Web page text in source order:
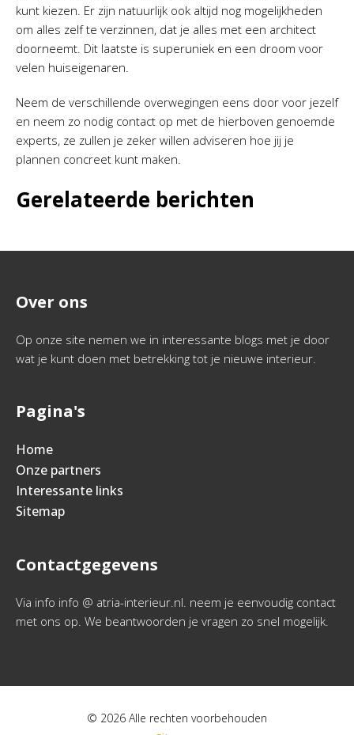
kunt kiezen. Er zijn natuurlijk ook altijd nog mogelijkheden
om alles zelf te verzinnen, dat je alles met een architect
doorneemt. Dit laatste is superuniek en een droom voor
velen huiseigenaren.
Neem de verschillende overwegingen eens door voor jezelf
en neem zo nodig contact op met de hierboven genoemde
experts, ze zullen je zeker willen adviseren hoe jij je
plannen concreet kunt maken.
Gerelateerde berichten
Over ons
Op onze site nemen we in interessante blogs met je door
wat je kunt doen met betrekking tot je nieuwe interieur.
Pagina's
Home
Onze partners
Interessante links
Sitemap
Contactgegevens
Via info info @ atria-interieur.nl. neem je eenvoudig contact
met ons op. We beantwoorden je vragen zo snel mogelijk.
© 2026 Alle rechten voorbehouden